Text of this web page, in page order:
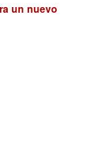
un nuevo